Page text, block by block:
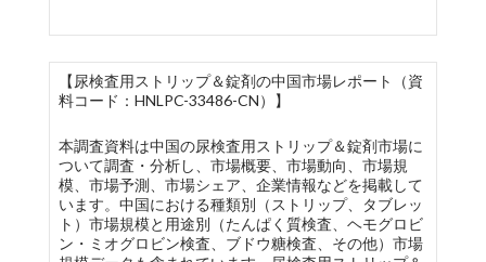
【尿検査用ストリップ＆錠剤の中国市場レポート（資
料コード：HNLPC-33486-CN）】
本調査資料は中国の尿検査用ストリップ＆錠剤市場に
ついて調査・分析し、市場概要、市場動向、市場規
模、市場予測、市場シェア、企業情報などを掲載して
います。中国における種類別（ストリップ、タブレッ
ト）市場規模と用途別（たんぱく質検査、ヘモグロビ
ン・ミオグロビン検査、ブドウ糖検査、その他）市場